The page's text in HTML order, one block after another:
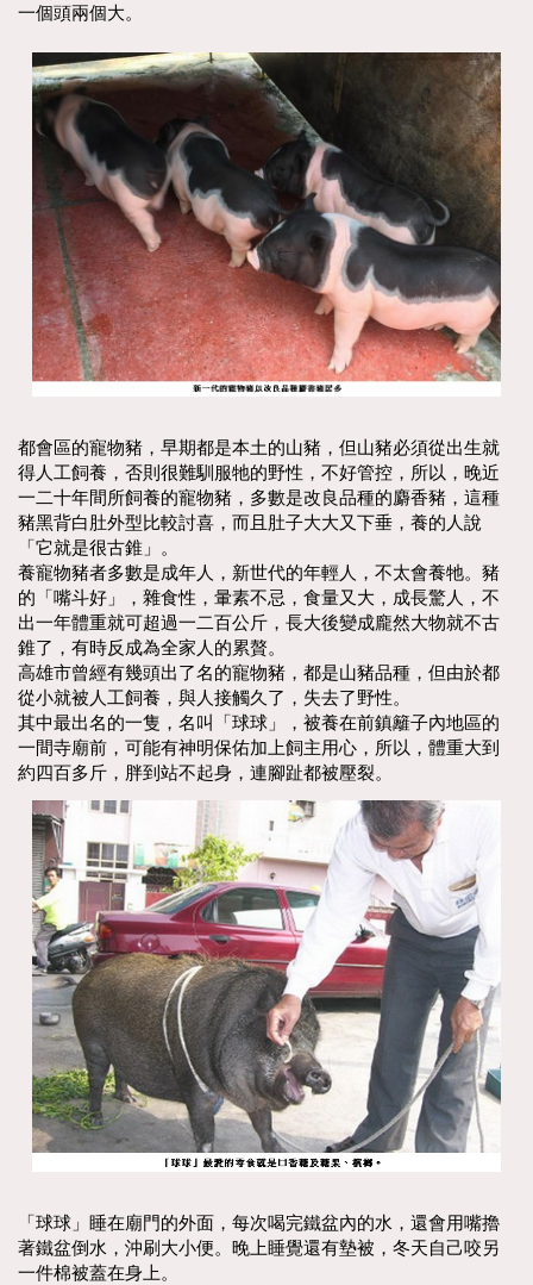
一個頭兩個大。
都會區的寵物豬，早期都是本土的山豬，但山豬必須從出生就
得人工飼養，否則很難馴服牠的野性，不好管控，所以，晚近
一二十年間所飼養的寵物豬，多數是改良品種的麝香豬，這種
豬黑背白肚外型比較討喜，而且肚子大大又下垂，養的人說
「它就是很古錐」。
養寵物豬者多數是成年人，新世代的年輕人，不太會養牠。豬
的「嘴斗好」，雜食性，暈素不忌，食量又大，成長驚人，不
出一年體重就可超過一二百公斤，長大後變成龐然大物就不古
錐了，有時反成為全家人的累贅。
高雄市曾經有幾頭出了名的寵物豬，都是山豬品種，但由於都
從小就被人工飼養，與人接觸久了，失去了野性。
其中最出名的一隻，名叫「球球」，被養在前鎮籬子內地區的
一間寺廟前，可能有神明保佑加上飼主用心，所以，體重大到
約四百多斤，胖到站不起身，連腳趾都被壓裂。
「球球」睡在廟門的外面，每次喝完鐵盆內的水，還會用嘴擼
著鐵盆倒水，沖刷大小便。晚上睡覺還有墊被，冬天自己咬另
一件棉被蓋在身上。